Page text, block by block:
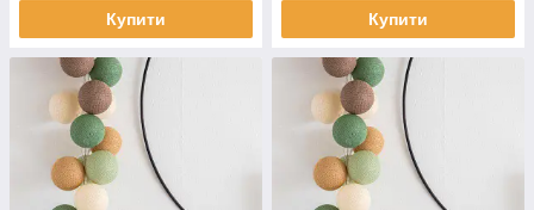
Купити Купити